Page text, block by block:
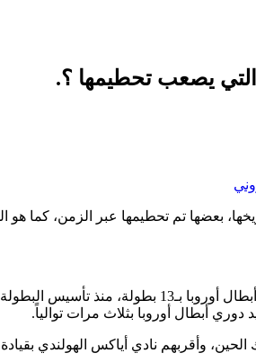
التي يصعب تحطيمها ؟.
بعضها تم تحطيمها عبر الزمن، كما
أبطال أوروبا بثلاث مرات توالياً.